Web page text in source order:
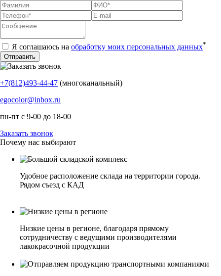
Я соглашаюсь на обработку моих персональных данных*
+7(812)493-44-47 (многоканальный)
egocolor@inbox.ru
пн-пт с 9-00 до 18-00
Заказать звонок
Почему нас выбирают
Удобное расположение склада на территории города.
Рядом съезд с КАД
Низкие цены в регионе, благодаря прямому
сотрудничеству с ведущими производителями
лакокрасочной продукции